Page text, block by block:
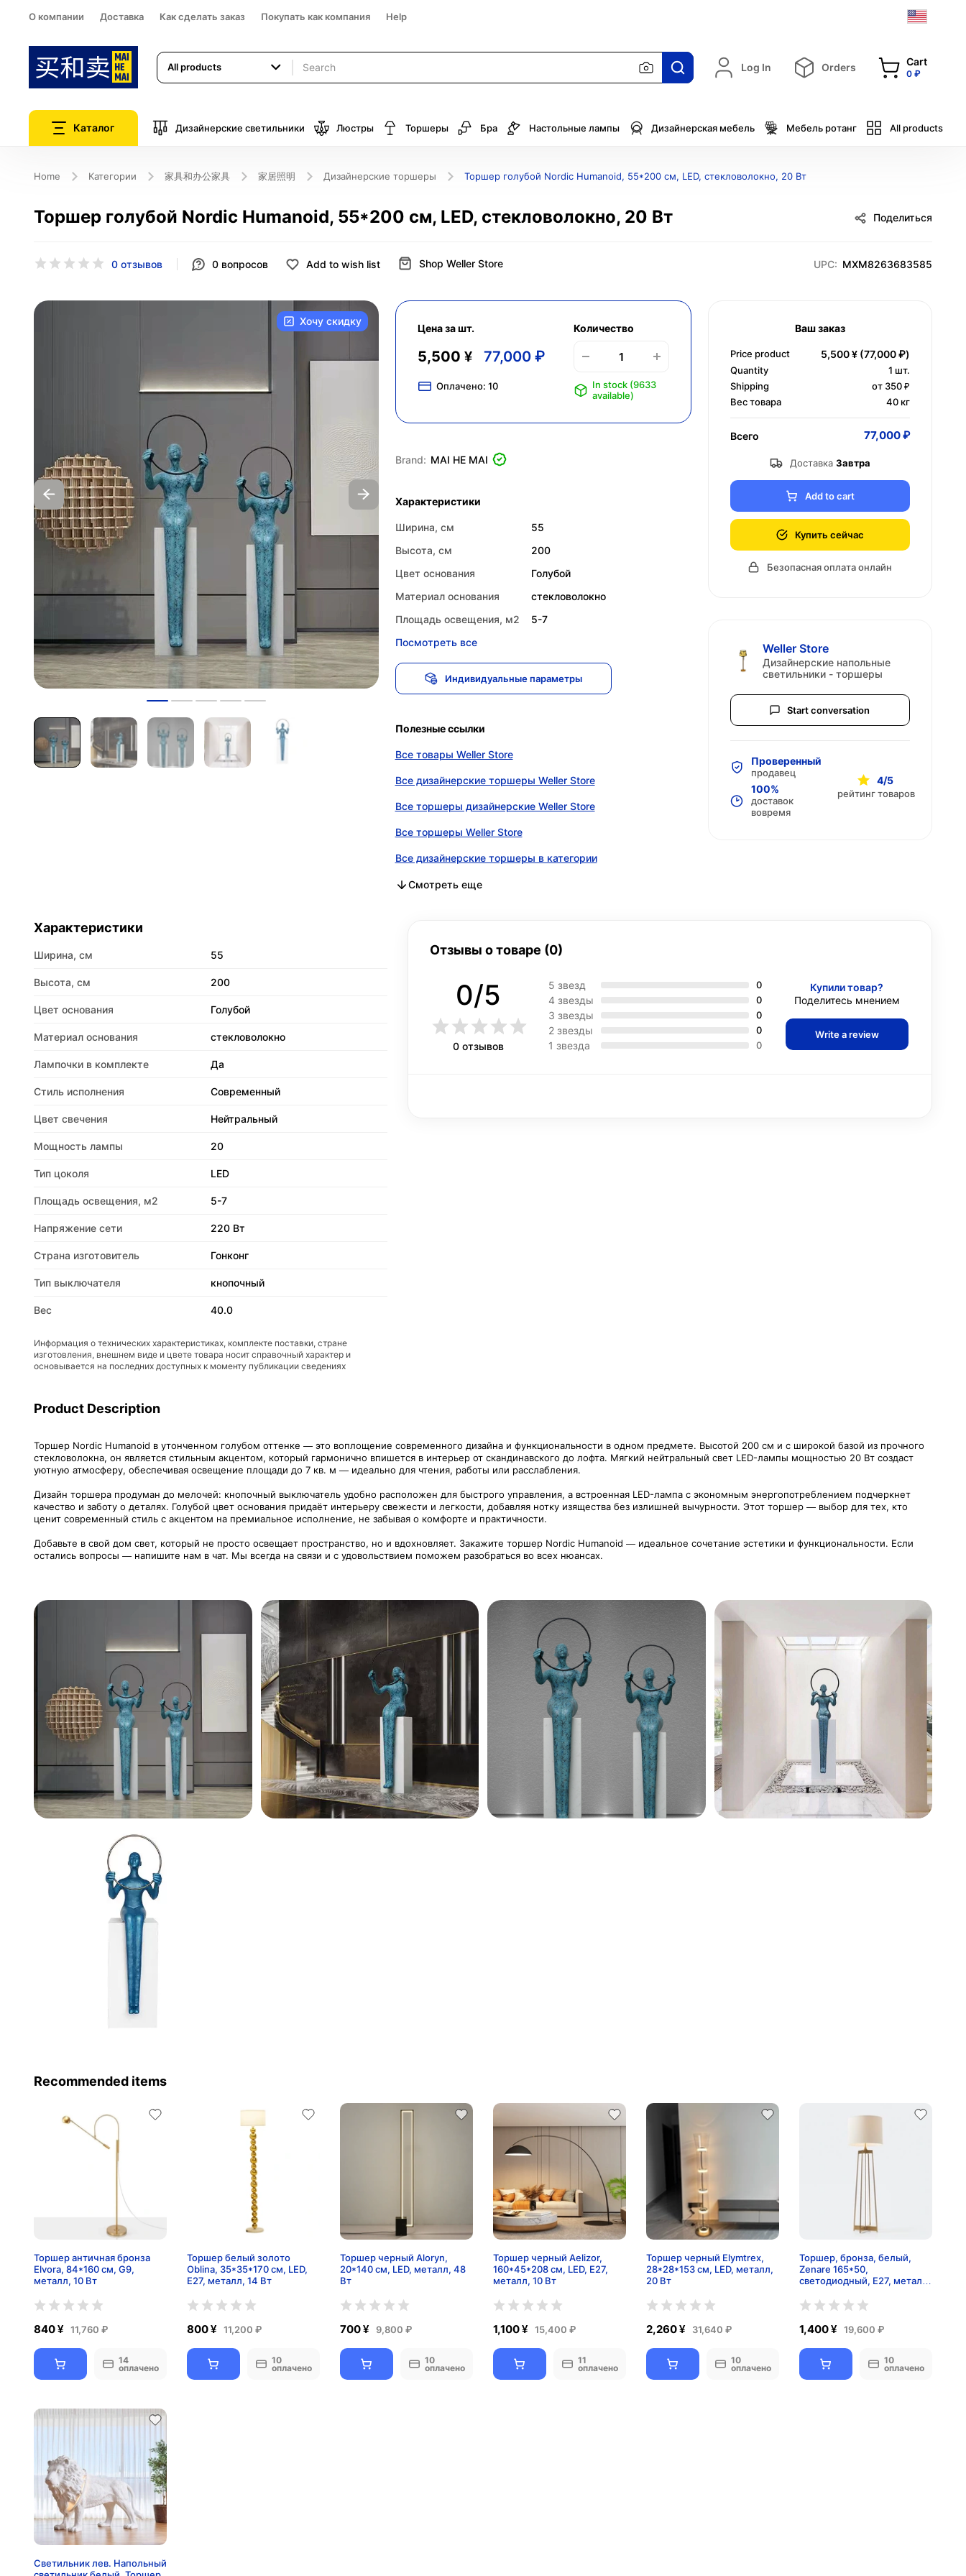
О компании Доставка Как сделать заказ Покупать как компания Help
All products Log In Orders Cart
0 ₽
Каталог Дизайнерские светильники Люстры Торшеры Бра Настольные лампы Дизайнерская мебель Мебель ротанг All products
Home Категории 家具和办公家具 家居照明 Дизайнерские торшеры Торшер голубой Nordic Humanoid, 55*200 см, LED, стекловолокно, 20 Вт
Торшер голубой Nordic Humanoid, 55*200 см, LED, стекловолокно, 20 Вт
0 отзывов 0 вопросов Add to wish list
Поделиться
Shop Weller Store UPC: MXM8263683585
Хочу скидку
Цена за шт.
5,500 ¥ 77,000 ₽
Оплачено: 10
Количество
In stock (9633
available)
Brand: MAI HE MAI
Характеристики
Ширина, см
55
Высота, см
200
Цвет основания
Голубой
Материал основания
стекловолокно
Площадь освещения, м2
5-7
Посмотреть все
Индивидуальные параметры
Полезные ссылки
Все товары Weller Store
Все дизайнерские торшеры Weller Store
Все торшеры дизайнерские Weller Store
Все торшеры Weller Store
Все дизайнерские торшеры в категории
Все торшеры дизайнерские в категории
Все торшеры в категории
Смотреть еще
Ваш заказ
Price product 5,500 ¥ (77,000 ₽)
Quantity 1 шт.
Shipping
от 350 ₽
Вес товара
40 кг
Всего 77,000 ₽
Доставка Завтра
Add to cart
Купить сейчас
Безопасная оплата онлайн
Weller Store
Дизайнерские напольные
светильники - торшеры
Start conversation
Проверенный
продавец
100%
доставок
вовремя
4/5
рейтинг товаров
Характеристики
Ширина, см 55
Высота, см 200
Цвет основания Голубой
Материал основания стекловолокно
Лампочки в комплекте Да
Стиль исполнения Современный
Цвет свечения Нейтральный
Мощность лампы 20
Тип цоколя LED
Площадь освещения, м2 5-7
Напряжение сети 220 Вт
Страна изготовитель Гонконг
Тип выключателя кнопочный
Вес 40.0
Информация о технических характеристиках, комплекте поставки, стране
изготовления, внешнем виде и цвете товара носит справочный характер и
основывается на последних доступных к моменту публикации сведениях
Отзывы о товаре (0)
0/5
0 отзывов
5 звезд 0
4 звезды 0
3 звезды 0
2 звезды 0
1 звезда 0
Купили товар?
Поделитесь мнением
Write a review
Product Description
Торшер Nordic Humanoid в утонченном голубом оттенке — это воплощение современного дизайна и функциональности в одном предмете. Высотой 200 см и с широкой базой из прочного
стекловолокна, он является стильным акцентом, который гармонично впишется в интерьер от скандинавского до лофта. Мягкий нейтральный свет LED-лампы мощностью 20 Вт создаст
уютную атмосферу, обеспечивая освещение площади до 7 кв. м — идеально для чтения, работы или расслабления.
Дизайн торшера продуман до мелочей: кнопочный выключатель удобно расположен для быстрого управления, а встроенная LED-лампа с экономным энергопотреблением подчеркнет
качество и заботу о деталях. Голубой цвет основания придаёт интерьеру свежести и легкости, добавляя нотку изящества без излишней вычурности. Этот торшер — выбор для тех, кто
ценит современный стиль с акцентом на премиальное исполнение, не забывая о комфорте и практичности.
Добавьте в свой дом свет, который не просто освещает пространство, но и вдохновляет. Закажите торшер Nordic Humanoid — идеальное сочетание эстетики и функциональности. Если
остались вопросы — напишите нам в чат. Мы всегда на связи и с удовольствием поможем разобраться во всех нюансах.
Recommended items
Торшер античная бронза
Elvora, 84*160 см, G9,
металл, 10 Вт
840 ¥ 11,760 ₽
14
оплачено
Торшер белый золото
Oblina, 35*35*170 см, LED,
E27, металл, 14 Вт
800 ¥ 11,200 ₽
10
оплачено
Торшер черный Aloryn,
20*140 см, LED, металл, 48
Вт
700 ¥ 9,800 ₽
10
оплачено
Торшер черный Aelizor,
160*45*208 см, LED, Е27,
металл, 10 Вт
1,100 ¥ 15,400 ₽
11
оплачено
Торшер черный Elymtrex,
28*28*153 см, LED, металл,
20 Вт
2,260 ¥ 31,640 ₽
10
оплачено
Торшер, бронза, белый,
Zenare 165*50,
светодиодный, Е27, металл,
1,400 ¥ 19,600 ₽
10
оплачено
Cветильник лев. Напольный